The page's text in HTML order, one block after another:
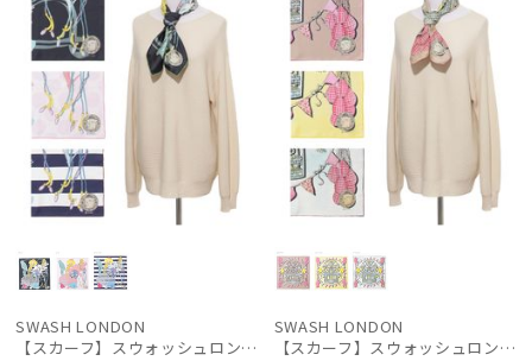
ブランド
estaa
エスタ
FLO(A)TUS
フロータス
FURLA
フルラ
Fuwacool®
フワクール®
価格の低い
順
人気順
売上点数順
お気に入り
SWASH LONDON
【スカーフ】スウォッシュロンドン (SWASH LONDON) Oceanic Odyssey 68*68 シルク 日本製
SWASH LONDON
【スカーフ】スウォッシュロンドン (SWASH LONDON) Ferris Flight 68*68 シルク 日本製